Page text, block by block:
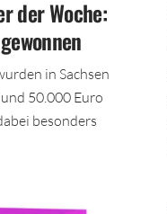
der Woche:
in Sachsen
50.000 Euro
besonders